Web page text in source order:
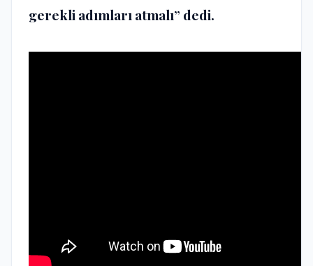
gerekli adımları atmalı” dedi.